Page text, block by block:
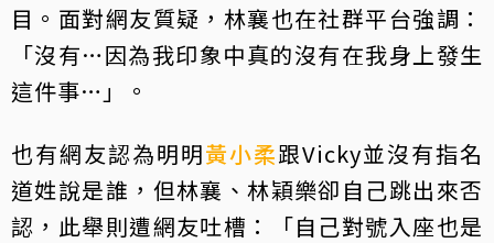
目。面對網友質疑，林襄也在社群平台強調：
「沒有…因為我印象中真的沒有在我身上發生
這件事…」。
也有網友認為明明黃小柔跟Vicky並沒有指名
道姓說是誰，但林襄、林穎樂卻自己跳出來否
認，此舉則遭網友吐槽：「自己對號入座也是